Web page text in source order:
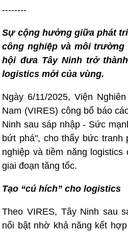
--------
Sự cộng hưởng giữa phát
công nghiệp và môi
hội đưa Tây Ninh trở
logistics mới của vùng.
Ngày 6/11/2025, Viện
Nam (VIRES) công bố báo
Ninh sau sáp nhập - Sức
bứt phá", cho thấy bức tranh
nghiệp và tiềm năng
giai đoạn tăng tốc.
Tạo “cú hích” cho logistics
Theo VIRES, Tây Ninh sau
nổi bật nhờ khả năng kết